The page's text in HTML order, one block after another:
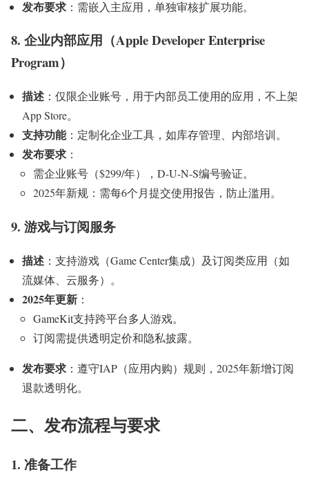
发布要求 ：需嵌入主应用，单独审核扩展功能。
8. 企业内部应用（Apple Developer Enterprise
Program）
描述 ：仅限企业账号，用于内部员工使用的应用，不上架
App Store。
支持功能：定制化企业工具，如库存管理、内部培训。
发布要求 ：
需企业账号（$299/年），D-U-N-S编号验证。
2025年新规：需每6个月提交使用报告，防止滥用。
9. 游戏与订阅服务
描述 ：支持游戏（Game Center集成）及订阅类应用（如
流媒体、云服务）。
2025年更新 ：
GameKit支持跨平台多人游戏。
订阅需提供透明定价和隐私披露。
发布要求 ：遵守IAP（应用内购）规则，2025年新增订阅
退款透明化。
二、发布流程与要求
1. 准备工作